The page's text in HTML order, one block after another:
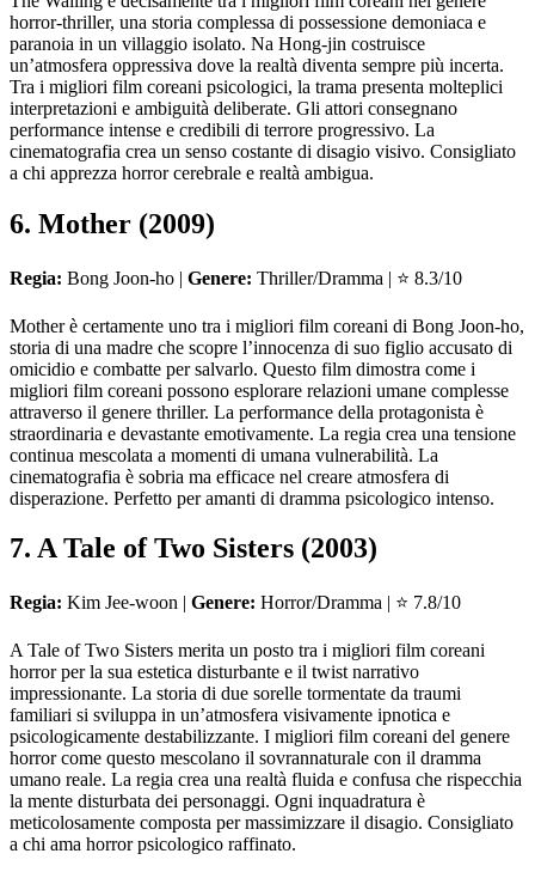
horror-thriller, una storia complessa di possessione demoniaca e
paranoia in un villaggio isolato. Na Hong-jin costruisce
un’atmosfera oppressiva dove la realtà diventa sempre più incerta.
Tra i migliori film coreani psicologici, la trama presenta molteplici
interpretazioni e ambiguità deliberate. Gli attori consegnano
performance intense e credibili di terrore progressivo. La
cinematografia crea un senso costante di disagio visivo. Consigliato
a chi apprezza horror cerebrale e realtà ambigua.
6. Mother (2009)
Regia: Bong Joon-ho | Genere: Thriller/Dramma | ⭐ 8.3/10
Mother è certamente uno tra i migliori film coreani di Bong Joon-ho,
storia di una madre che scopre l’innocenza di suo figlio accusato di
omicidio e combatte per salvarlo. Questo film dimostra come i
migliori film coreani possono esplorare relazioni umane complesse
attraverso il genere thriller. La performance della protagonista è
straordinaria e devastante emotivamente. La regia crea una tensione
continua mescolata a momenti di umana vulnerabilità. La
cinematografia è sobria ma efficace nel creare atmosfera di
disperazione. Perfetto per amanti di dramma psicologico intenso.
7. A Tale of Two Sisters (2003)
Regia: Kim Jee-woon | Genere: Horror/Dramma | ⭐ 7.8/10
A Tale of Two Sisters merita un posto tra i migliori film coreani
horror per la sua estetica disturbante e il twist narrativo
impressionante. La storia di due sorelle tormentate da traumi
familiari si sviluppa in un’atmosfera visivamente ipnotica e
psicologicamente destabilizzante. I migliori film coreani del genere
horror come questo mescolano il sovrannaturale con il dramma
umano reale. La regia crea una realtà fluida e confusa che rispecchia
la mente disturbata dei personaggi. Ogni inquadratura è
meticolosamente composta per massimizzare il disagio. Consigliato
a chi ama horror psicologico raffinato.